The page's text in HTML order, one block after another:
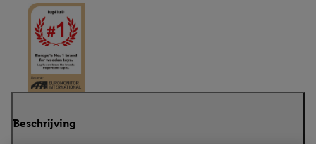
Beschrijving